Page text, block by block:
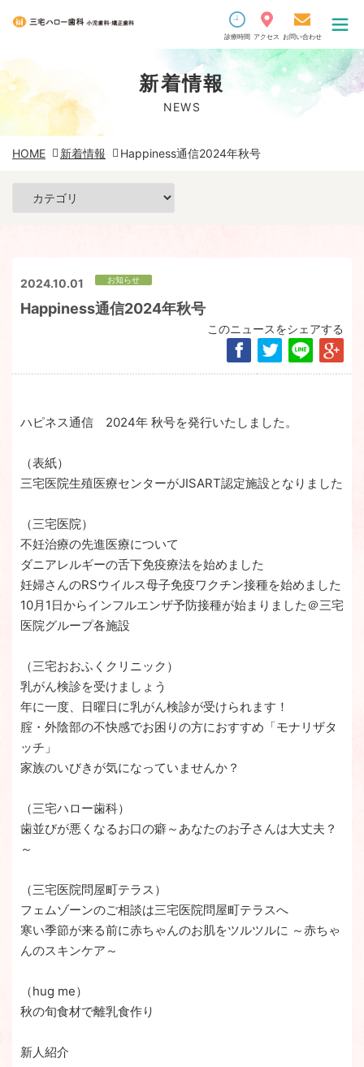
お問い合わせ
アクセス
診療時間
新着情報
NEWS
HOME 新着情報 Happiness通信2024年秋号
2024.10.01 お知らせ
Happiness通信2024年秋号
このニュースをシェアする
ハピネス通信 2024年 秋号を発行いたしました。
（表紙）
三宅医院生殖医療センターがJISART認定施設となりました
（三宅医院）
不妊治療の先進医療について
ダニアレルギーの舌下免疫療法を始めました
妊婦さんのRSウイルス母子免疫ワクチン接種を始めました
10月1日からインフルエンザ予防接種が始まりました＠三宅
医院グループ各施設
（三宅おおふくクリニック）
乳がん検診を受けましょう
年に一度、日曜日に乳がん検診が受けられます！
腟・外陰部の不快感でお困りの方におすすめ「モナリザタ
ッチ」
家族のいびきが気になっていませんか？
（三宅ハロー歯科）
歯並びが悪くなるお口の癖～あなたのお子さんは大丈夫？
～
（三宅医院問屋町テラス）
フェムゾーンのご相談は三宅医院問屋町テラスへ
寒い季節が来る前に赤ちゃんのお肌をツルツルに ～赤ちゃ
んのスキンケア～
（hug me）
秋の旬食材で離乳食作り
新人紹介